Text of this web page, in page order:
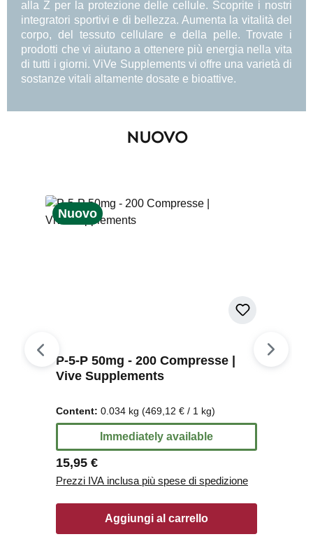
alla Z per la protezione delle cellule. Scoprite i nostri
integratori sportivi e di bellezza. Aumenta la vitalità del
corpo, del tessuto cellulare e della pelle. Trovate i
prodotti che vi aiutano a ottenere più energia nella vita
di tutti i giorni. ViVe Supplements vi offre una varietà di
sostanze vitali altamente dosate e bioattive.
NUOVO
Skip product gallery
Nuovo
P-5-P 50mg - 200 Compresse |
Vive Supplements
Content: 0.034 kg (469,12 € / 1 kg)
Immediately available
Regular price:
15,95 €
Prezzi IVA inclusa più spese di spedizione
Aggiungi al carrello